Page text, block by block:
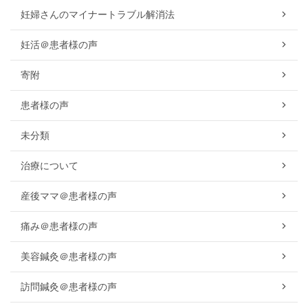
妊婦さんのマイナートラブル解消法
妊活＠患者様の声
寄附
患者様の声
未分類
治療について
産後ママ＠患者様の声
痛み＠患者様の声
美容鍼灸＠患者様の声
訪問鍼灸＠患者様の声